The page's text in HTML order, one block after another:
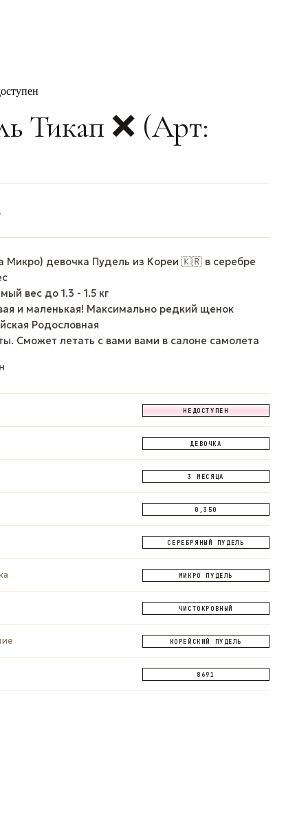
Тикап ❌ (Арт:
Микро) девочка Пудель из Кореи 🇰🇷 в серебре
вес до 1.3 - 1.5 кг
и маленькая! Максимально редкий щенок
Родословная
Сможет летать с вами вами в салоне самолета
НЕДОСТУПЕН
ДЕВОЧКА
3 МЕСЯЦА
0,350
СЕРЕБРЯНЫЙ ПУДЕЛЬ
МИКРО ПУДЕЛЬ
ЧИСТОКРОВНЫЙ
КОРЕЙСКИЙ ПУДЕЛЬ
8691